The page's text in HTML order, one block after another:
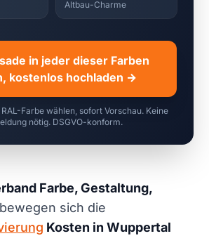
Altbau-Charme
in jeder dieser Farben
kostenlos hochladen →
Farbe wählen, sofort Vorschau. Keine
nötig. DSGVO-konform.
Farbe, Gestaltung,
bewegen sich die
Kosten in Wuppertal